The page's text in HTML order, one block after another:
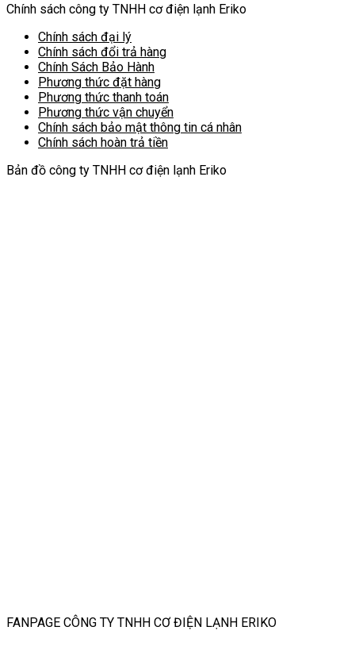
Chính sách công ty TNHH cơ điện lạnh Eriko
Chính sách đại lý
Chính sách đổi trả hàng
Chính Sách Bảo Hành
Phương thức đặt hàng
Phương thức thanh toán
Phương thức vận chuyển
Chính sách bảo mật thông tin cá nhân
Chính sách hoàn trả tiền
Bản đồ công ty TNHH cơ điện lạnh Eriko
FANPAGE CÔNG TY TNHH CƠ ĐIỆN LẠNH ERIKO